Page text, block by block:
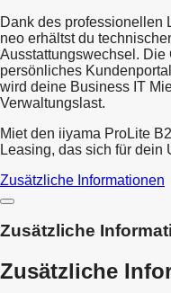
Dank des professionellen
neo erhältst du
Ausstattungswechsel. Die
persönliches
wird deine Business IT
Verwaltungslast.
Miet den iiyama ProLite
Leasing, das sich für dein
Zusätzliche Informationen
Zusätzliche
Zusätzliche